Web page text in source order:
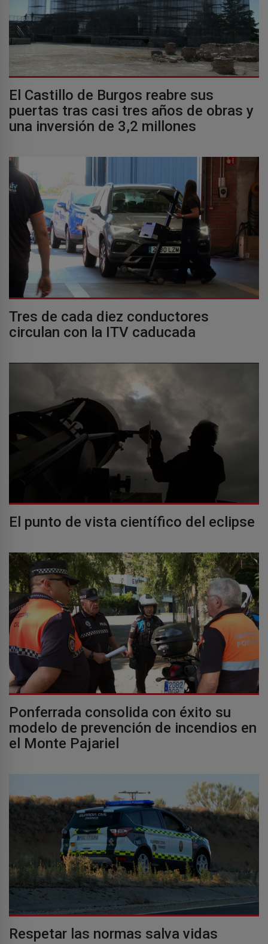
El Castillo de Burgos reabre sus
puertas tras casi tres años de obras y
una inversión de 3,2 millones
Tres de cada diez conductores
circulan con la ITV caducada
El punto de vista científico del eclipse
Ponferrada consolida con éxito su
modelo de prevención de incendios en
el Monte Pajariel
Respetar las normas salva vidas